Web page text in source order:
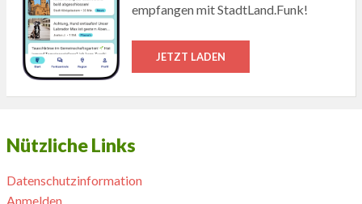
empfangen mit StadtLand.Funk!
JETZT LADEN
Nützliche Links
Datenschutzinformation
Anmelden